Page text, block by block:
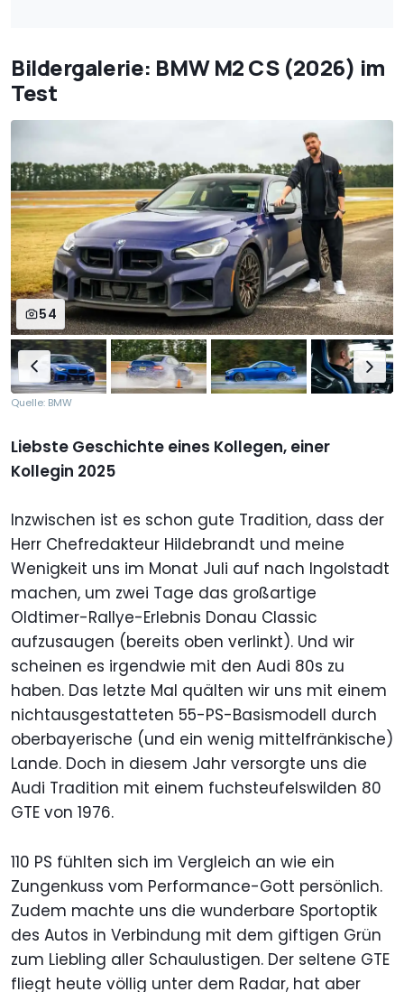
Bildergalerie: BMW M2 CS (2026) im
Test
54
Quelle: BMW
Liebste Geschichte eines Kollegen, einer
Kollegin 2025
Inzwischen ist es schon gute Tradition, dass der
Herr Chefredakteur Hildebrandt und meine
Wenigkeit uns im Monat Juli auf nach Ingolstadt
machen, um zwei Tage das großartige
Oldtimer-Rallye-Erlebnis Donau Classic
aufzusaugen (bereits oben verlinkt). Und wir
scheinen es irgendwie mit den Audi 80s zu
haben. Das letzte Mal quälten wir uns mit einem
nichtausgestatteten 55-PS-Basismodell durch
oberbayerische (und ein wenig mittelfränkische)
Lande. Doch in diesem Jahr versorgte uns die
Audi Tradition mit einem fuchsteufelswilden 80
GTE von 1976.
110 PS fühlten sich im Vergleich an wie ein
Zungenkuss vom Performance-Gott persönlich.
Zudem machte uns die wunderbare Sportoptik
des Autos in Verbindung mit dem giftigen Grün
zum Liebling aller Schaulustigen. Der seltene GTE
fliegt heute völlig unter dem Radar, hat aber